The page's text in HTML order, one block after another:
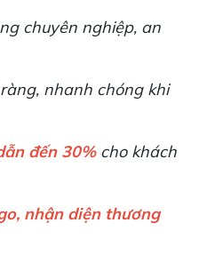
chuyên nghiệp, an
nhanh chóng khi
đến 30%cho khách
nhận diện thương